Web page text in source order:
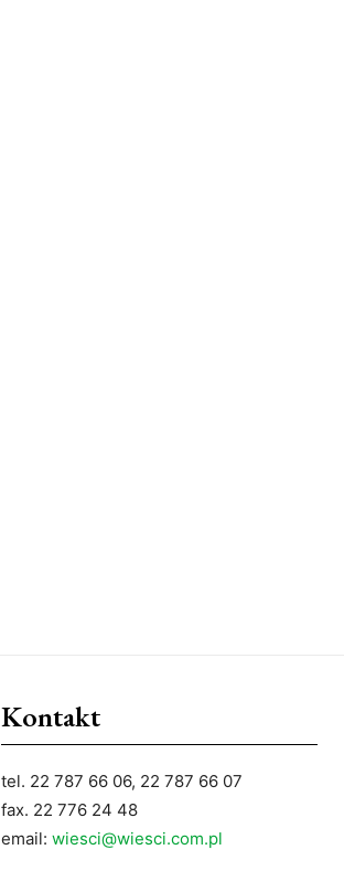
Kontakt
tel. 22 787 66 06, 22 787 66 07
fax. 22 776 24 48
email: wiesci@wiesci.com.pl